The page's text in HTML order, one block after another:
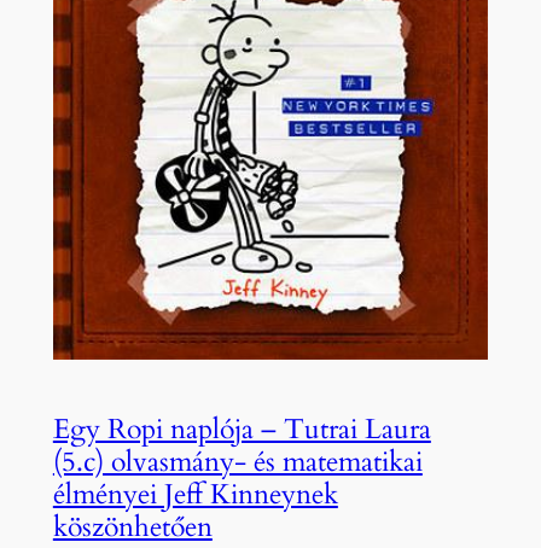
Egy Ropi naplója – Tutrai Laura
(5.c) olvasmány- és matematikai
élményei Jeff Kinneynek
köszönhetően